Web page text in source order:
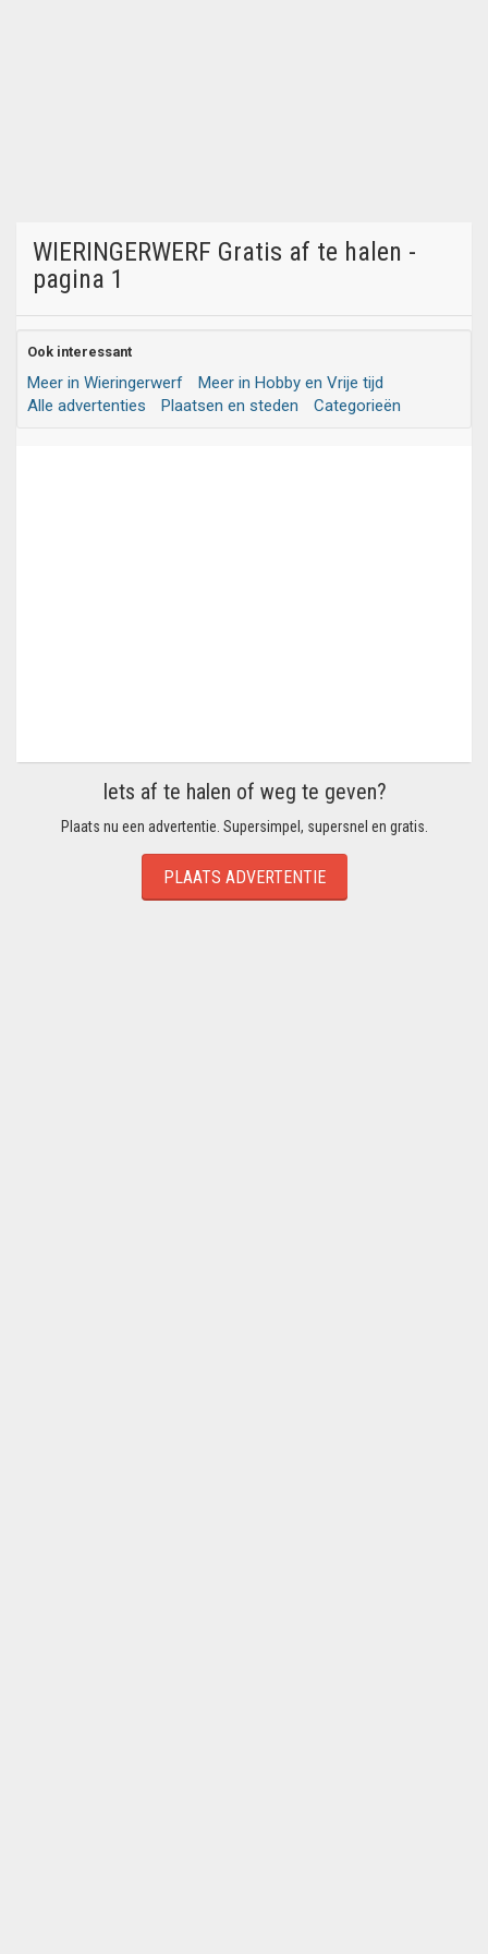
WIERINGERWERF Gratis af te halen -
pagina 1
Ook interessant
Meer in Wieringerwerf
Meer in Hobby en Vrije tijd
Alle advertenties
Plaatsen en steden Categorieën
Iets af te halen of weg te geven?
Plaats nu een advertentie. Supersimpel, supersnel en gratis.
PLAATS ADVERTENTIE